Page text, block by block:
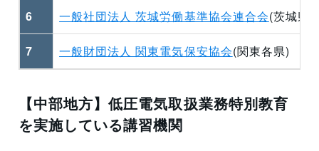
6 一般社団法人 茨城労働基準協会連合会(茨城県)
7 一般財団法人 関東電気保安協会(関東各県)
【中部地方】低圧電気取扱業務特別教育
を実施している講習機関